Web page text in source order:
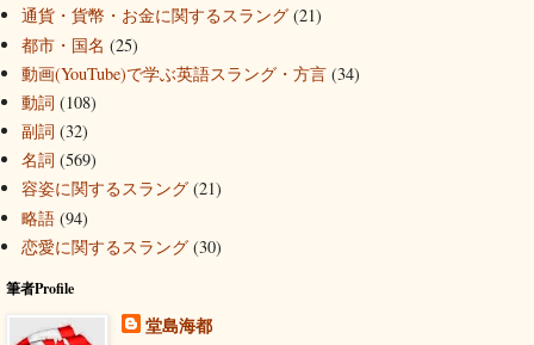
通貨・貨幣・お金に関するスラング (21)
都市・国名 (25)
動画(YouTube)で学ぶ英語スラング・方言 (34)
動詞 (108)
副詞 (32)
名詞 (569)
容姿に関するスラング (21)
略語 (94)
恋愛に関するスラング (30)
筆者Profile
堂島海都